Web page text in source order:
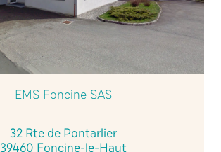
EMS Foncine SAS
32 Rte de Pontarlier
39460 Foncine-le-Haut